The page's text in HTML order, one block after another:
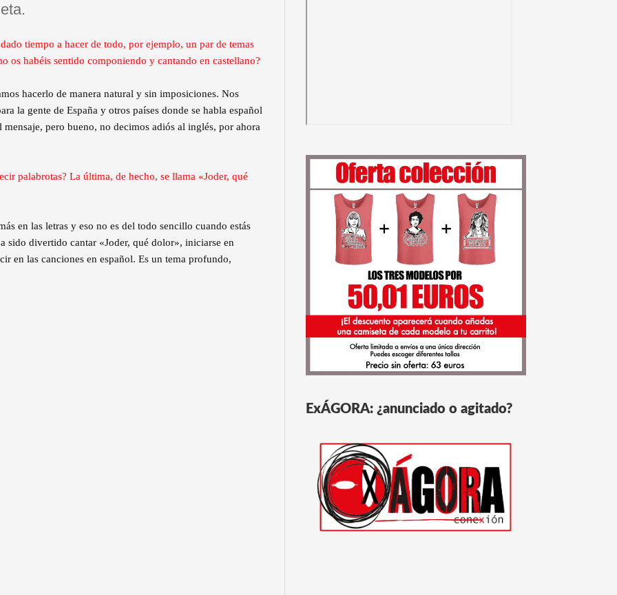
tiempo a hacer de todo, por ejemplo, un par de temas
os habéis sentido componiendo y cantando en castellano?
hacerlo de manera natural y sin imposiciones. Nos
la gente de España y otros países donde se habla español
pero bueno, no decimos adiós al inglés, por ahora
palabrotas? La última, de hecho, se llama «Joder, qué
en las letras y eso no es del todo sencillo cuando estás
sido divertido cantar «Joder, qué dolor», iniciarse en
en las canciones en español. Es un tema profundo,
ExÁGORA: ¿anunciado o agitado?